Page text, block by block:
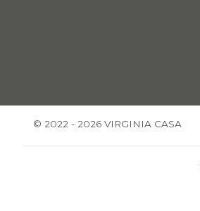
© 2022 - 2026 VIRGINIA CASA